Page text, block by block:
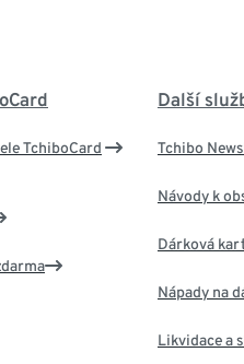
TchiboCard
Další
Tchibo
Návody k
Dárková
Nápady na
Likvidace a